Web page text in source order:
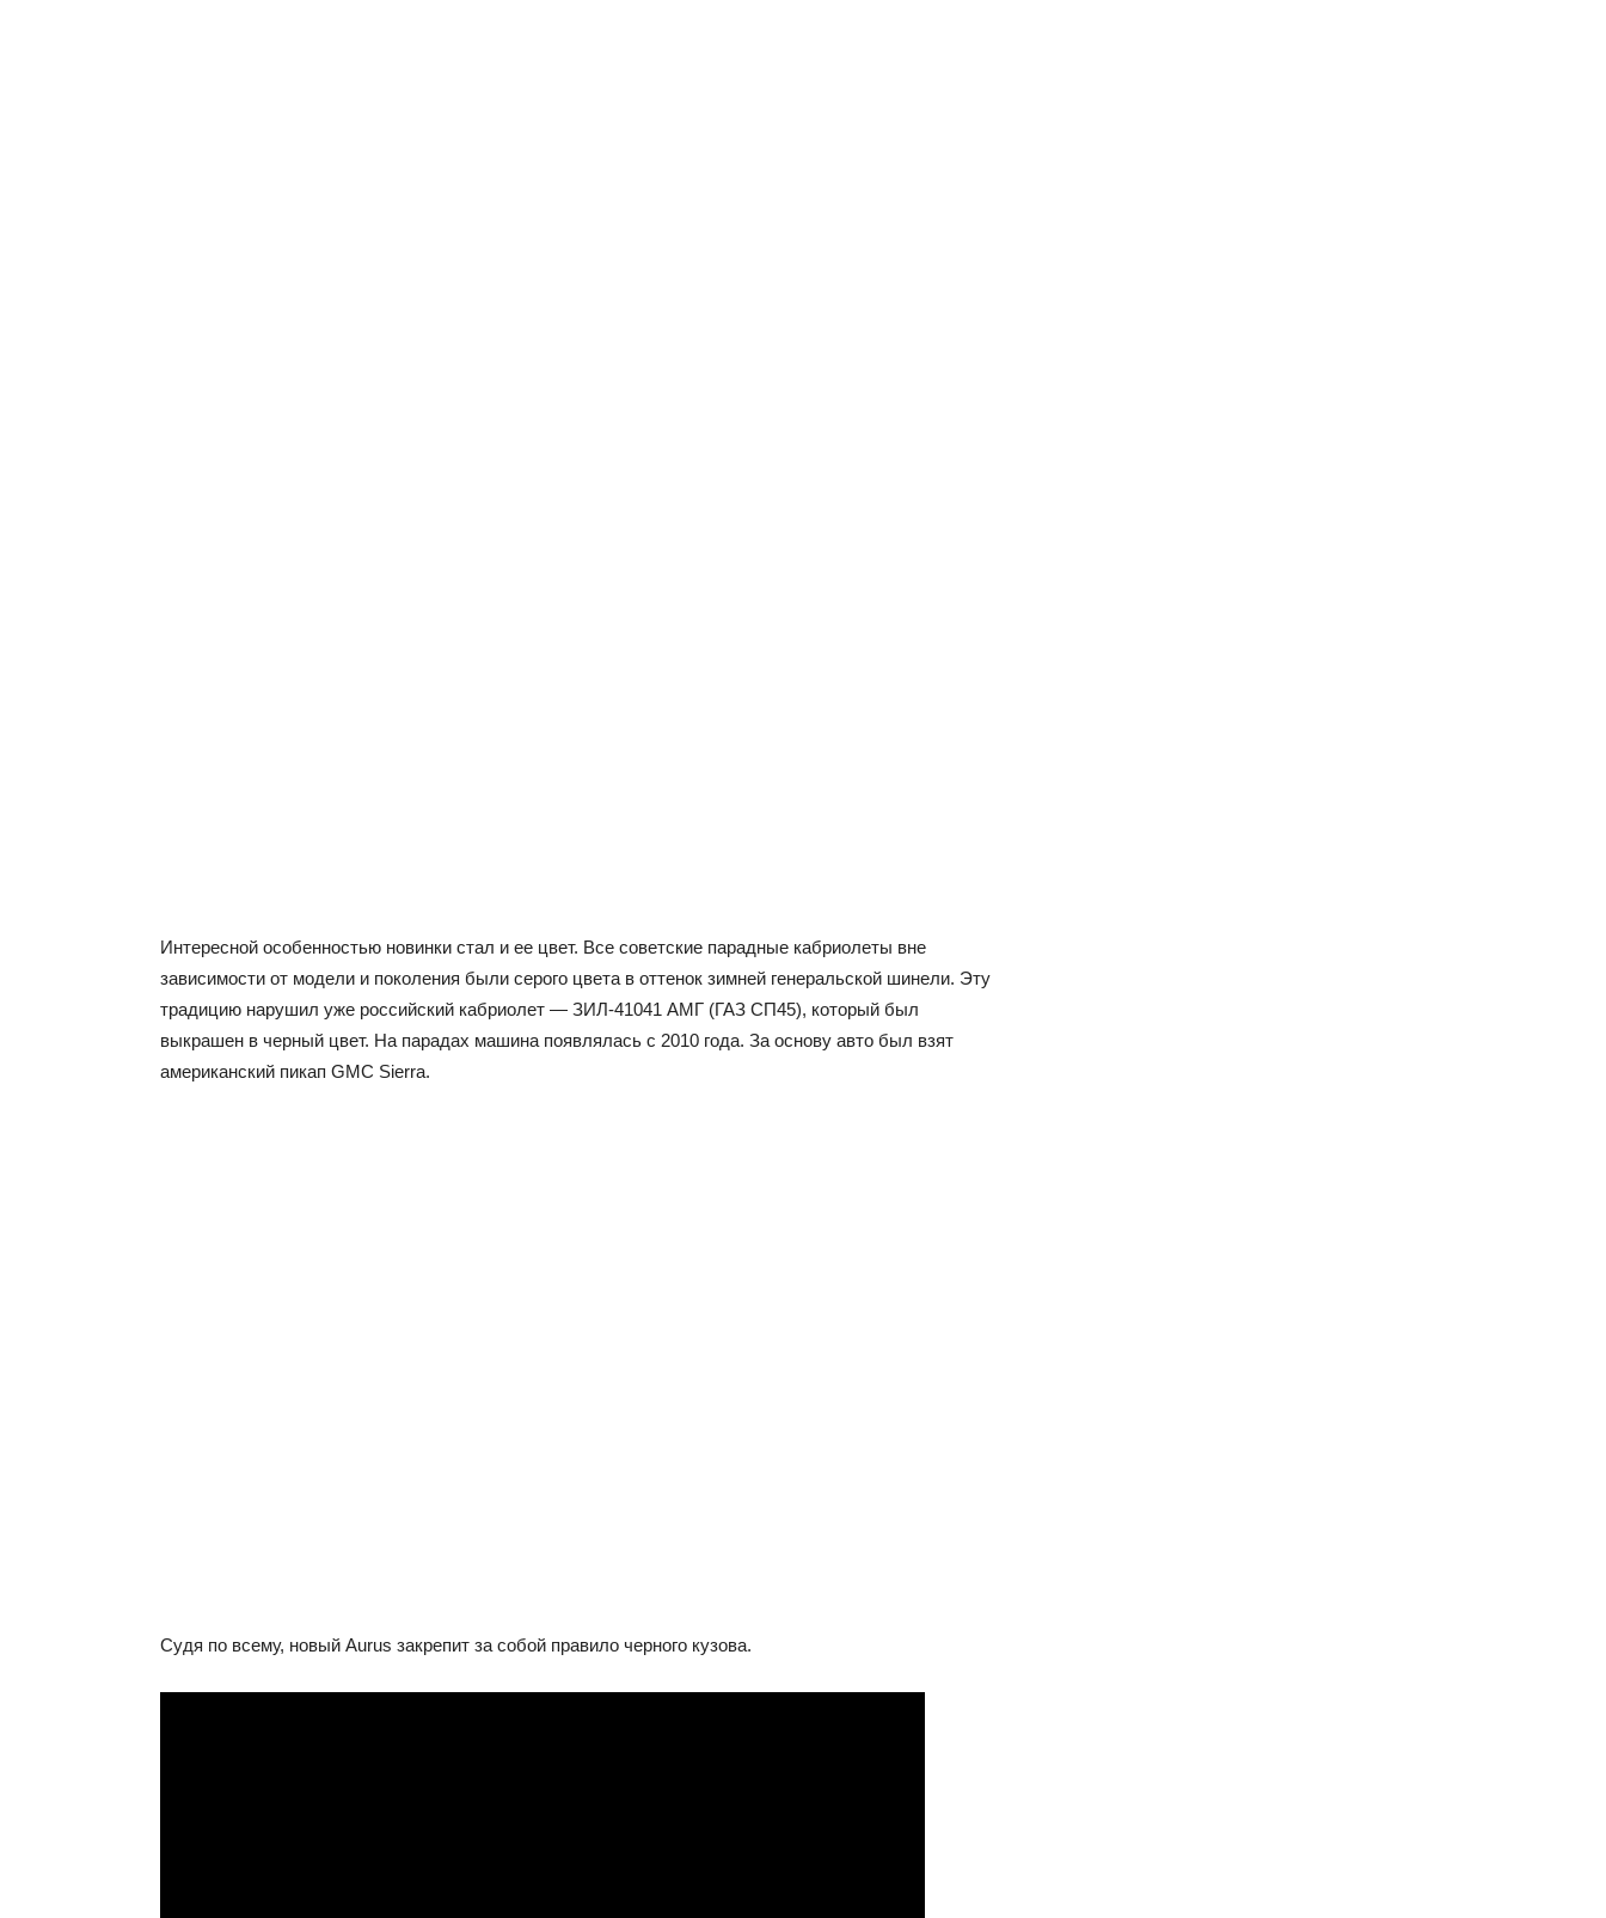
Интересной особенностью новинки стал и ее цвет. Все советские парадные кабриолеты вне
зависимости от модели и поколения были серого цвета в оттенок зимней генеральской шинели. Эту
традицию нарушил уже российский кабриолет — ЗИЛ-41041 АМГ (ГАЗ СП45), который был
выкрашен в черный цвет. На парадах машина появлялась с 2010 года. За основу авто был взят
американский пикап GMC Sierra.
Судя по всему, новый Aurus закрепит за собой правило черного кузова.